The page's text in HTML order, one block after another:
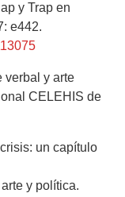
y Trap en
e442.
verbal y arte
CELEHIS de
un capítulo
y política.